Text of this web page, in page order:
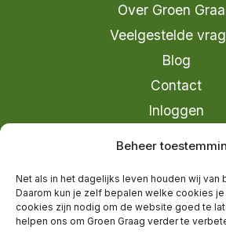
Beheer
Net als in het dagelijks leven houden wij van
Daarom kun je zelf bepalen welke cookies
cookies zijn nodig om de website goed te
helpen ons om Groen Graag verder te
Over Groen
Veelgestelde
Blog
Contact
Inloggen
Ervaringen van leden op